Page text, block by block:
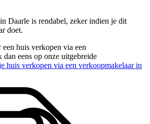
Daarle is rendabel, zeker indien je dit
doet.
huis verkopen via een
eens op onze uitgebreide
huis verkopen via een verkoopmakelaar in